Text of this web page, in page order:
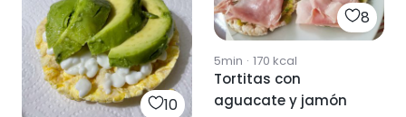
10
8
5min · 170 kcal
Tortitas con
aguacate y jamón